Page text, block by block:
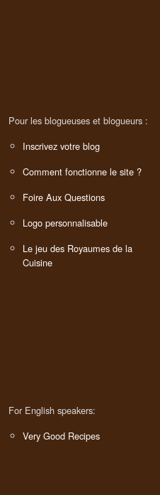
Pour les blogueuses et blogueurs :
Inscrivez votre blog
Comment fonctionne le site ?
Foire Aux Questions
Logo personnalisable
Le jeu des Royaumes de la
Cuisine
For English speakers:
Very Good Recipes